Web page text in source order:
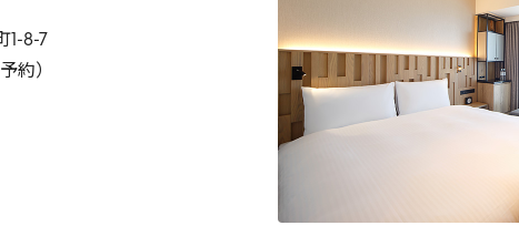
1-8-7
約）